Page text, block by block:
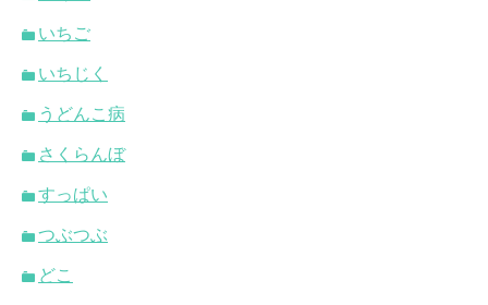
いちご
いちじく
うどんこ病
さくらんぼ
すっぱい
つぶつぶ
どこ